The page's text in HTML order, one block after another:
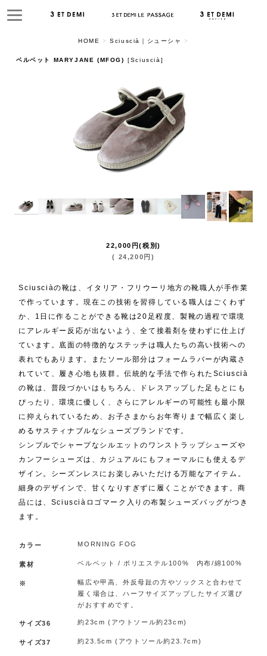
HOME > Sciuscià｜シューシャ >
ベルベット MARYJANE (MFOG) [Sciuscià ]
22,000 円(税別)
( 24,200 円 )
Sciusciàの靴は、イタリア・フリウーリ地方の靴職人が手作業
で作っています。現在この技術を習得している職人はごくわず
か、1日に作ることができる靴は20足程度、製靴の過程で環境
にアレルギー反応が出ないよう、全て接着剤を使わずに仕上げ
ています。底面の特徴的なステッチは職人たちの高い技術への
表れでもあります。またソール部分はフォームラバーが内蔵さ
れていて、履き心地も抜群。伝統的な手法で作られたSciuscià
の靴は、普段づかいはもちろん、ドレスアップした足もとにも
ぴったり、環境に優しく、さらにアレルギーの可能性も最小限
に抑えられているため、お子さまからお年寄りまで幅広く楽し
めるサスティナブルなシューズブランドです。
シンプルでシャープなシルエットのワンストラップシューズや
カンフーシューズは、カジュアルにもフォーマルにも使えるデ
ザイン。シーズンレスにお楽しみいただける万能なアイテム。
細身のデザインで、甘くなりすぎずに履くことができます。商
品には、Sciusciàロゴマーク入りの布製シューズバッグがつき
ます。
カラー MORNING FOG
素材 ベルベット / ポリエステル100% 内布/綿100%
※
幅広や甲高、外反母趾の方やソックスと合わせて
履く場合は、ハーフサイズアップしたサイズ選び
がおすすめです。
サイズ36 約23cm (アウトソール約23cm)
サイズ37 約23.5cm (アウトソール約23.7cm)